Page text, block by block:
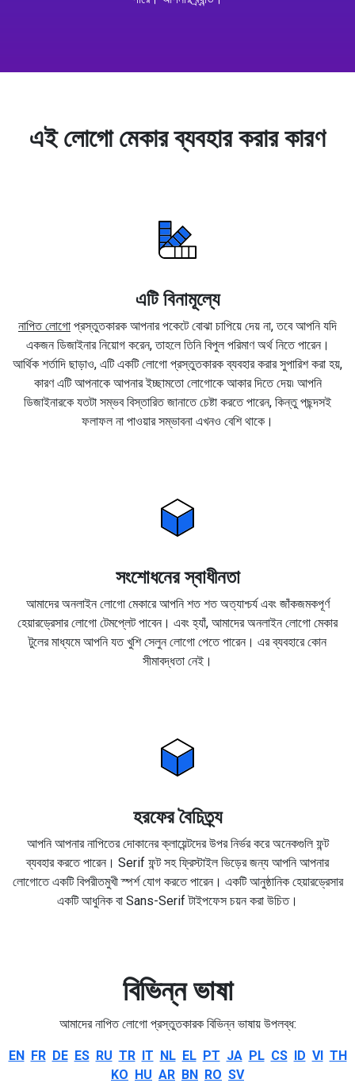
এই লোগো মেকার ব্যবহার করার কারণ
এটি বিনামূল্যে
নাপিত লোগো প্রস্তুতকারক আপনার পকেটে বোঝা চাপিয়ে দেয় না, তবে আপনি যদি
একজন ডিজাইনার নিয়োগ করেন, তাহলে তিনি বিপুল পরিমাণ অর্থ নিতে পারেন।
আর্থিক শর্তাদি ছাড়াও, এটি একটি লোগো প্রস্তুতকারক ব্যবহার করার সুপারিশ করা হয়,
কারণ এটি আপনাকে আপনার ইচ্ছামতো লোগোকে আকার দিতে দেয়৷ আপনি
ডিজাইনারকে যতটা সম্ভব বিস্তারিত জানাতে চেষ্টা করতে পারেন, কিন্তু পছন্দসই
ফলাফল না পাওয়ার সম্ভাবনা এখনও বেশি থাকে।
সংশোধনের স্বাধীনতা
আমাদের অনলাইন লোগো মেকারে আপনি শত শত অত্যাশ্চর্য এবং জাঁকজমকপূর্ণ
হেয়ারড্রেসার লোগো টেমপ্লেট পাবেন। এবং হ্যাঁ, আমাদের অনলাইন লোগো মেকার
টুলের মাধ্যমে আপনি যত খুশি সেলুন লোগো পেতে পারেন। এর ব্যবহারে কোন
সীমাবদ্ধতা নেই।
হরফের বৈচিত্র্য
আপনি আপনার নাপিতের দোকানের ক্লায়েন্টদের উপর নির্ভর করে অনেকগুলি ফন্ট
ব্যবহার করতে পারেন। Serif ফন্ট সহ ফ্রিস্টাইল ভিড়ের জন্য আপনি আপনার
লোগোতে একটি বিপরীতমুখী স্পর্শ যোগ করতে পারেন। একটি আনুষ্ঠানিক হেয়ারড্রেসার
একটি আধুনিক বা Sans-Serif টাইপফেস চয়ন করা উচিত।
বিভিন্ন ভাষা
আমাদের নাপিত লোগো প্রস্তুতকারক বিভিন্ন ভাষায় উপলব্ধ:
EN FR DE ES RU TR IT NL EL PT JA PL CS ID VI TH
KO HU AR BN RO SV